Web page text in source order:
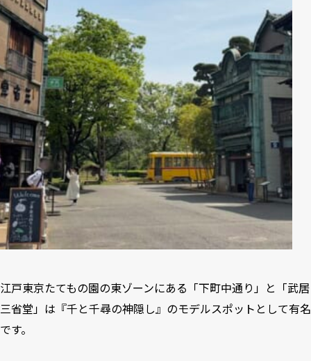
江戸東京たてもの園の東ゾーンにある「下町中通り」と「武居
三省堂」は『千と千尋の神隠し』のモデルスポットとして有名
です。